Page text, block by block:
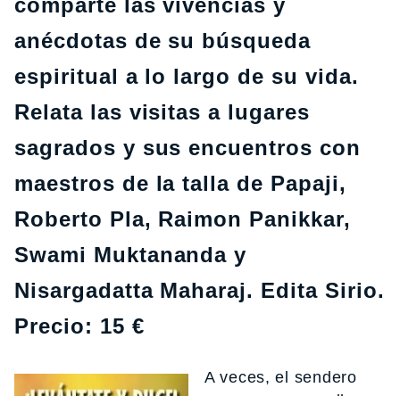
comparte las vivencias y
anécdotas de su búsqueda
espiritual a lo largo de su vida.
Relata las visitas a lugares
sagrados y sus encuentros con
maestros de la talla de Papaji,
Roberto Pla, Raimon Panikkar,
Swami Muktananda y
Nisargadatta Maharaj. Edita Sirio.
Precio: 15 €
A veces, el sendero